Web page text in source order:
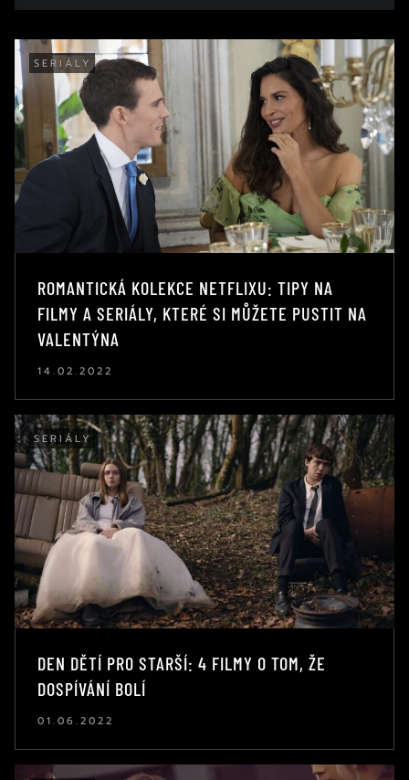
SERIÁLY
ROMANTICKÁ KOLEKCE NETFLIXU: TIPY NA
FILMY A SERIÁLY, KTERÉ SI MŮŽETE PUSTIT NA
VALENTÝNA
14.02.2022
SERIÁLY
DEN DĚTÍ PRO STARŠÍ: 4 FILMY O TOM, ŽE
DOSPÍVÁNÍ BOLÍ
01.06.2022